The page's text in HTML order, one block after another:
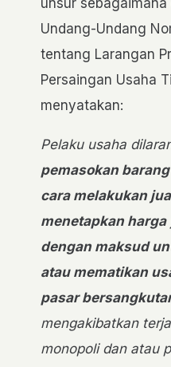
Undang-Undang
tentang Larangan
Persaingan Usaha
menyatakan:
Pelaku usaha
pemasokan
cara melakukan
menetapkan
dengan maksud
atau mematikan
pasar
mengakibatkan
monopoli dan atau